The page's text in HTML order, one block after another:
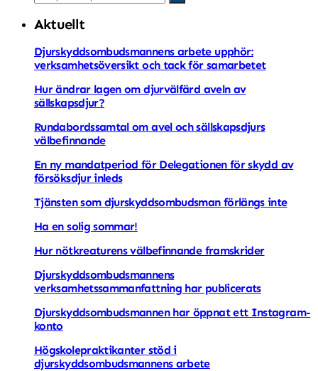
Aktuellt
Djurskyddsombudsmannens arbete upphör:
verksamhetsöversikt och tack för samarbetet
Hur ändrar lagen om djurvälfärd aveln av
sällskapsdjur?
Rundabordssamtal om avel och sällskapsdjurs
välbefinnande
En ny mandatperiod för Delegationen för skydd av
försöksdjur inleds
Tjänsten som djurskydds­ombudsman förlängs inte
Ha en solig sommar!
Hur nötkreaturens välbefinnande framskrider
Djurskyddsombudsmannens
verksamhetssammanfattning har publicerats
Djurskyddsombudsmannen har öppnat ett Instagram-
konto
Högskolepraktikanter stöd i
djurskyddsombudsmannens arbete